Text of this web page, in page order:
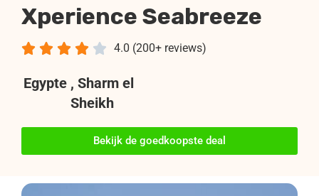
Xperience Seabreeze
4.0 (200+ reviews)
    
Egypte , Sharm el
Sheikh
Bekijk de goedkoopste deal